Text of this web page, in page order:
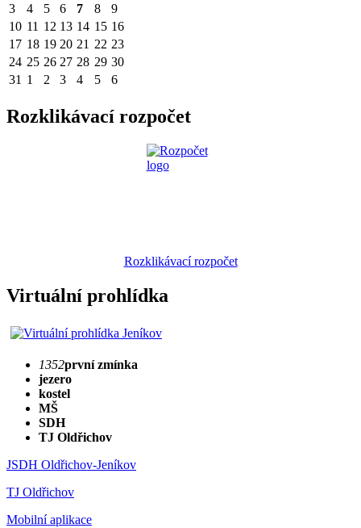
3
4 5 6 7 8
9
10 11 12 13 14 15 16
17 18 19 20 21 22 23
24 25 26 27 28 29 30
31 1 2 3 4 5 6
Rozklikávací rozpočet
Rozklikávací rozpočet
Virtuální prohlídka
1352první zmínka
jezero
kostel
MŠ
SDH
TJ Oldřichov
JSDH Oldřichov-Jeníkov
TJ Oldřichov
Mobilní aplikace